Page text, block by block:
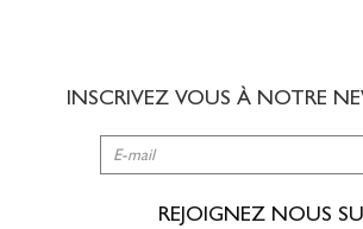
INSCRIVEZ VOUS À NOTRE
REJOIGNEZ NOUS